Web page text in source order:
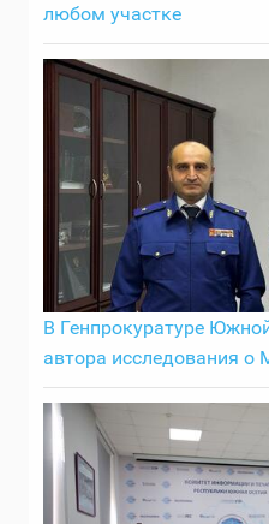
любом участке
В Генпрокуратуре
автора исследования о